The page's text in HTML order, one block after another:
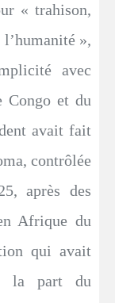
« trahison,
»,
avec
Congo et du
avait fait
contrôlée
après des
Afrique du
qui avait
la part du